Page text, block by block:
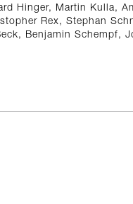
Hinger, Martin Kulla,
Rex, Stephan
Benjamin Schempf,